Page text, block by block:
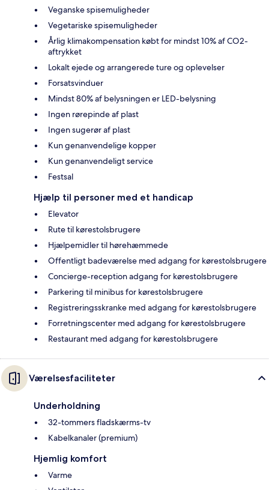
Veganske spisemuligheder
Vegetariske spisemuligheder
Årlig klimakompensation købt for mindst 10% af CO2-
aftrykket
Lokalt ejede og arrangerede ture og oplevelser
Forsatsvinduer
Mindst 80% af belysningen er LED-belysning
Ingen rørepinde af plast
Ingen sugerør af plast
Kun genanvendelige kopper
Kun genanvendeligt service
Festsal
Hjælp til personer med et handicap
Elevator
Rute til kørestolsbrugere
Hjælpemidler til hørehæmmede
Offentligt badeværelse med adgang for kørestolsbrugere
Concierge-reception adgang for kørestolsbrugere
Parkering til minibus for kørestolsbrugere
Registreringsskranke med adgang for kørestolsbrugere
Forretningscenter med adgang for kørestolsbrugere
Restaurant med adgang for kørestolsbrugere
Værelsesfaciliteter
Underholdning
32-tommers fladskærms-tv
Kabelkanaler (premium)
Hjemlig komfort
Varme